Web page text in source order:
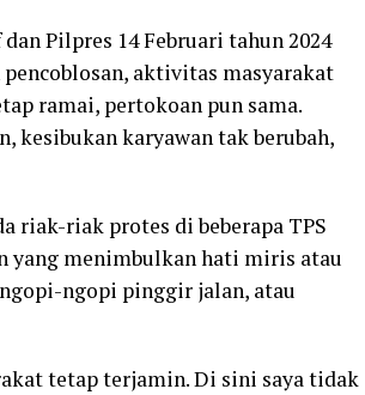
Pilpres 14 Februari tahun 2024
aktivitas masyarakat
ramai, pertokoan pun sama.
kesibukan karyawan tak berubah,
riak-riak protes di beberapa TPS
yang menimbulkan hati miris atau
ngopi pinggir jalan, atau
tetap terjamin. Di sini saya tidak